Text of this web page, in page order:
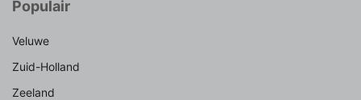
Populair
Veluwe
Zuid-Holland
Zeeland